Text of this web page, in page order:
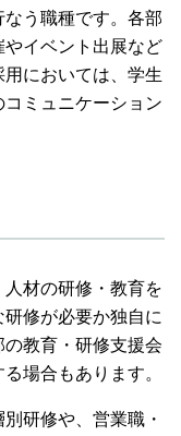
う職種です。各部
イベント出展など
においては、学生
ミュニケーション
材の研修・教育を
修が必要か独自に
教育・研修支援会
場合もあります。
研修や、営業職・